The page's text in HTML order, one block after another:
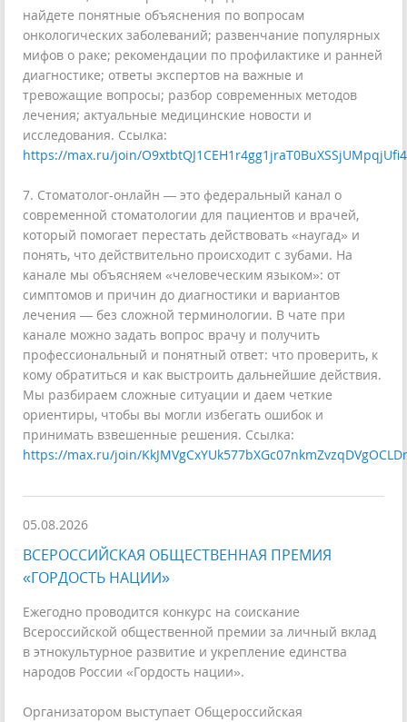
найдете понятные объяснения по вопросам
онкологических заболеваний; развенчание популярных
мифов о раке; рекомендации по профилактике и ранней
диагностике; ответы экспертов на важные и
тревожащие вопросы; разбор современных методов
лечения; актуальные медицинские новости и
исследования. Ссылка:
https://max.ru/join/
7. Стоматолог-онлайн — это федеральный канал о
современной стоматологии для пациентов и врачей,
который помогает перестать действовать «наугад» и
понять, что действительно происходит с зубами. На
канале мы объясняем «человеческим языком»: от
симптомов и причин до диагностики и вариантов
лечения — без сложной терминологии. В чате при
канале можно задать вопрос врачу и получить
профессиональный и понятный ответ: что проверить, к
кому обратиться и как выстроить дальнейшие действия.
Мы разбираем сложные ситуации и даем четкие
ориентиры, чтобы вы могли избегать ошибок и
принимать взвешенные решения. Ссылка:
https://max.ru/join/
05.08.2026
ВСЕРОССИЙСКАЯ ОБЩЕСТВЕННАЯ ПРЕМИЯ
«ГОРДОСТЬ НАЦИИ»
Ежегодно проводится конкурс на соискание
Всероссийской общественной премии за личный вклад
в этнокультурное развитие и укрепление единства
народов России «Гордость нации».
Организатором выступает Общероссийская